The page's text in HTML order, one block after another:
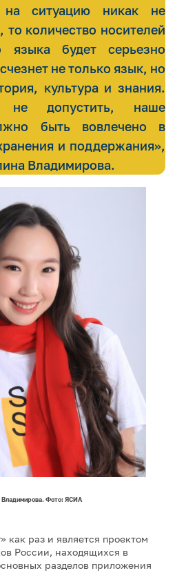
ситуацию никак не
то количество носителей
языка будет серьезно
не только язык, но
культура и знания.
не допустить, наше
быть вовлечено в
и поддержания»,
Владимирова.
Владимирова. Фото: ЯСИА
как раз и является проектом
России, находящихся в
разделов приложения